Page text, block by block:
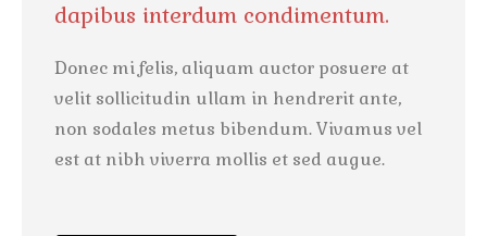
dapibus interdum condimentum.
Donec mi felis, aliquam auctor posuere at
velit sollicitudin ullam in hendrerit ante,
non sodales metus bibendum. Vivamus vel
est at nibh viverra mollis et sed augue.